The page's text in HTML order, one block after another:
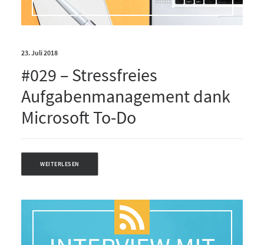
23. Juli 2018
#029 – Stressfreies
Aufgabenmanagement dank
Microsoft To-Do
WEITERLESEN